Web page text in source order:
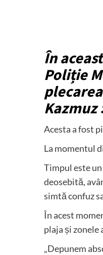
​În
Poliție
Kazmuz
Acesta a fost
​La momentul
​Timpul este
deosebită,
simtă confuz
​În acest
plaja și zonele
„Depunem